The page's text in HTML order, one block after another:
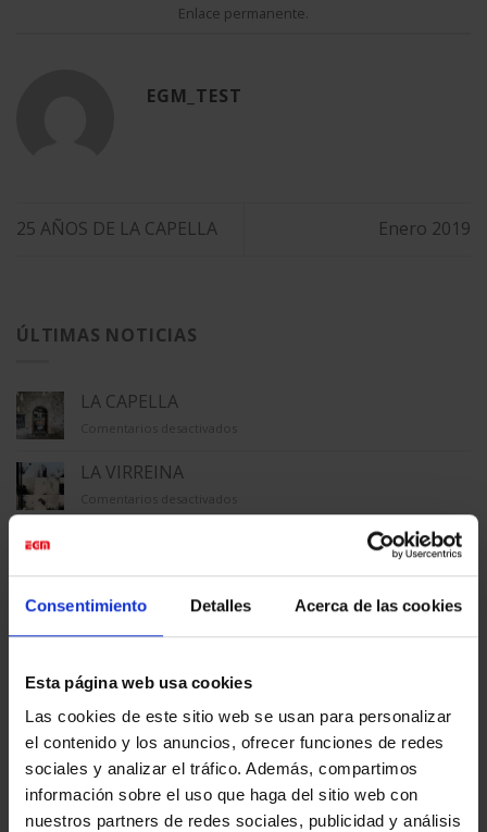
Consentimiento Detalles Acerca de las cookies
Esta página web usa cookies
Las cookies de este sitio web se usan para personalizar
el contenido y los anuncios, ofrecer funciones de redes
sociales y analizar el tráfico. Además, compartimos
información sobre el uso que haga del sitio web con
nuestros partners de redes sociales, publicidad y análisis
Enlace permanente.
EGM_TEST
25 AÑOS DE LA CAPELLA Enero 2019
ÚLTIMAS NOTICIAS
LA CAPELLA
Comentarios desactivados
LA VIRREINA
Comentarios desactivados
LA
TECLA SALA
Comentarios desactivadosen
SALA
GALERÍA ÚNICO
Comentarios desactivadosen
ÚNICO
ASTON MARTIN
Comentarios desactivados
ASTON
MARTIN